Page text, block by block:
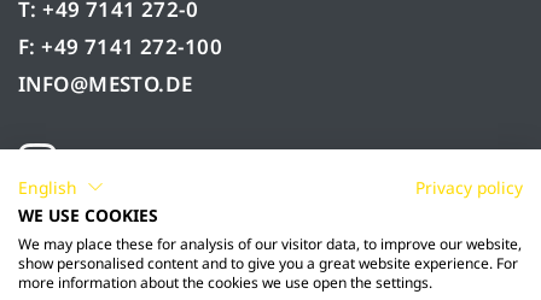
T: +49 7141 272-0
F: +49 7141 272-100
INFO@MESTO.DE
English
Privacy policy
WE USE COOKIES
We may place these for analysis of our visitor data, to improve our website,
show personalised content and to give you a great website experience. For
more information about the cookies we use open the settings.